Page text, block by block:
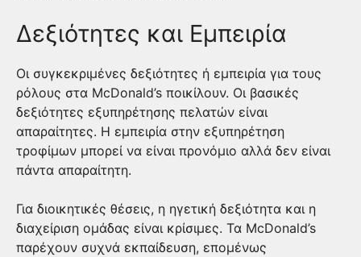
Δεξιότητες και Εμπειρία
Οι συγκεκριμένες δεξιότητες ή εμπειρία για τους
ρόλους στα McDonald’s ποικίλουν. Οι βασικές
δεξιότητες εξυπηρέτησης πελατών είναι
απαραίτητες. Η εμπειρία στην εξυπηρέτηση
τροφίμων μπορεί να είναι προνόμιο αλλά δεν είναι
πάντα απαραίτητη.
Για διοικητικές θέσεις, η ηγετική δεξιότητα και η
διαχείριση ομάδας είναι κρίσιμες. Τα McDonald’s
παρέχουν συχνά εκπαίδευση, επομένως